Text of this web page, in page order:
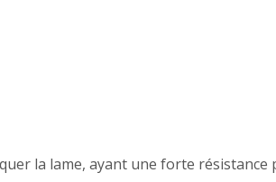
la lame, ayant une forte